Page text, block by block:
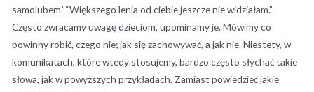
samolubem.”“Większego lenia od ciebie jeszcze nie widziałam.”
Często zwracamy uwagę dzieciom, upominamy je. Mówimy co
powinny robić, czego nie; jak się zachowywać, a jak nie. Niestety, w
komunikatach, które wtedy stosujemy, bardzo często słychać takie
słowa, jak w powyższych przykładach. Zamiast powiedzieć jakie